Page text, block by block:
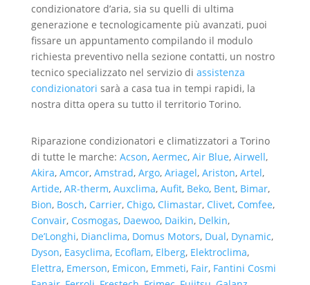
condizionatore d’aria, sia su quelli di ultima
generazione e tecnologicamente più avanzati, puoi
fissare un appuntamento compilando il modulo
richiesta preventivo nella sezione contatti, un nostro
tecnico specializzato nel servizio di assistenza
condizionatori sarà a casa tua in tempi rapidi, la
nostra ditta opera su tutto il territorio Torino.
Riparazione condizionatori e climatizzatori a Torino
di tutte le marche: Acson, Aermec, Air Blue, Airwell,
Akira, Amcor, Amstrad, Argo, Ariagel, Ariston, Artel,
Artide, AR-therm, Auxclima, Aufit, Beko, Bent, Bimar,
Bion, Bosch, Carrier, Chigo, Climastar, Clivet, Comfee,
Convair, Cosmogas, Daewoo, Daikin, Delkin,
De’Longhi, Dianclima, Domus Motors, Dual, Dynamic,
Dyson, Easyclima, Ecoflam, Elberg, Elektroclima,
Elettra, Emerson, Emicon, Emmeti, Fair, Fantini Cosmi